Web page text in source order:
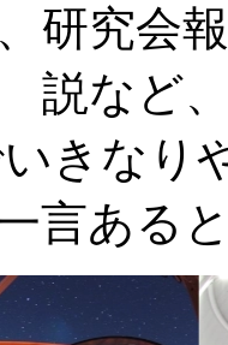
研究会
説など
きなり
言ある